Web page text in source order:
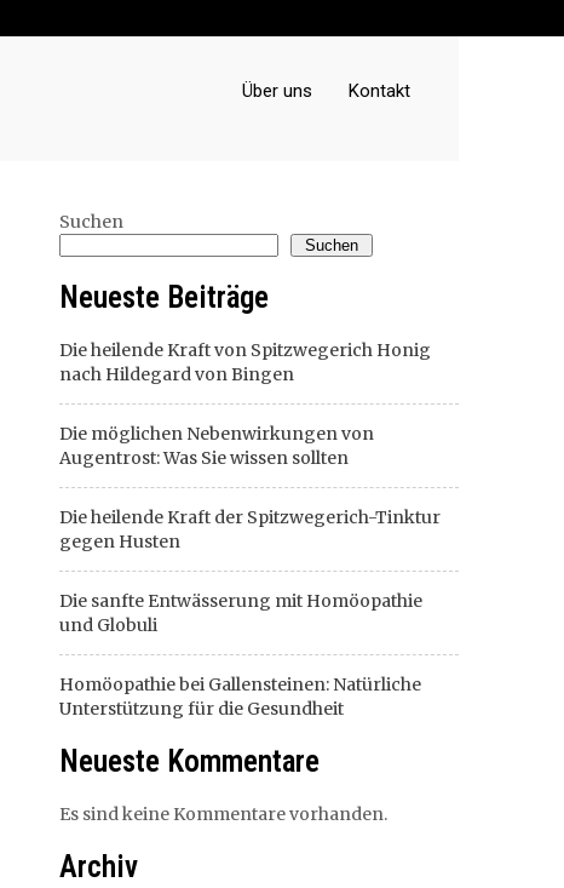
Über uns Kontakt
Suchen
Suchen
Neueste Beiträge
Die heilende Kraft von Spitzwegerich Honig
nach Hildegard von Bingen
Die möglichen Nebenwirkungen von
Augentrost: Was Sie wissen sollten
Die heilende Kraft der Spitzwegerich-Tinktur
gegen Husten
Die sanfte Entwässerung mit Homöopathie
und Globuli
Homöopathie bei Gallensteinen: Natürliche
Unterstützung für die Gesundheit
Neueste Kommentare
Es sind keine Kommentare vorhanden.
Archiv